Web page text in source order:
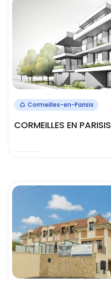
Cormeilles-en-Parisis
CORMEILLES EN PARISIS